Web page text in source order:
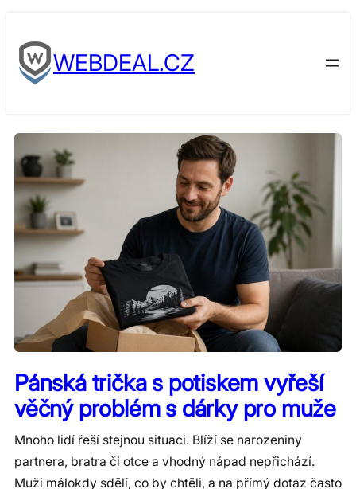
to
contentWEBDEAL.CZ
Pánská trička s potiskem vyřeší
věčný problém s dárky pro muže
Mnoho lidí řeší stejnou situaci. Blíží se narozeniny
partnera, bratra či otce a vhodný nápad nepřichází.
Muži málokdy sdělí, co by chtěli, a na přímý dotaz často